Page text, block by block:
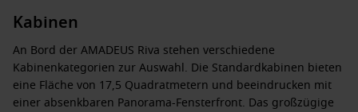
Kabinen
An Bord der AMADEUS Riva stehen verschiedene
Kabinenkategorien zur Auswahl. Die Standardkabinen bieten
eine Fläche von 17,5 Quadratmetern und beeindrucken mit
einer absenkbaren Panorama-Fensterfront. Das großzügige